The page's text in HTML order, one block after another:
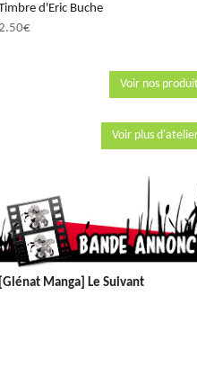
d'Eric Buche
€
Voir nos
Voir plus
[Glénat Manga] Le Suivant